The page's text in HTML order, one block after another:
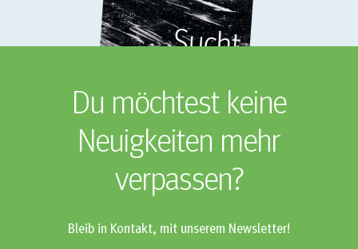
Du möchtest keine
Neuigkeiten mehr
verpassen?
Bleib in Kontakt, mit unserem Newsletter!